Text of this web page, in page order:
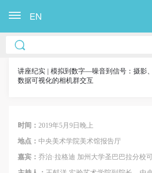
EN
讲座纪实 | 模拟到数字—噪音到信号：摄影
数据可视化的相机群交互
时间： 2019年5月9日晚上
地点： 中央美术学院美术馆报告厅
嘉宾： 乔治·拉格迪 加州大学圣巴巴拉分校
中央美术学院美术馆出版授权协议书
称“CAFAM”），愿意将本人参与中央
公共教育部组织的公益性活动（包括美
作发表、出版。中央美术学院可以以电
它数字媒体形式公开出版，并同意编入
源总库》《中央美术学院资料库》《
术馆资料库》等相关资料、文献、档
中央美术学院美术馆出版授权协议书
称“CAFAM”），愿意将本人参与中央
公共教育部组织的公益性活动（包括美
作发表、出版。中央美术学院可以以电
它数字媒体形式公开出版，并同意编入
源总库》《中央美术学院资料库》《
术馆资料库》等相关资料、文献、档
中央美术学院美术馆出版授权协议书
称“CAFAM”），愿意将本人参与中央
公共教育部组织的公益性活动（包括美
作发表、出版。中央美术学院可以以电
它数字媒体形式公开出版，并同意编入
源总库》《中央美术学院资料库》《
术馆资料库》等相关资料、文献、档